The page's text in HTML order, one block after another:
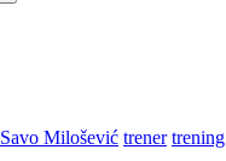
Savo Milošević trener trening